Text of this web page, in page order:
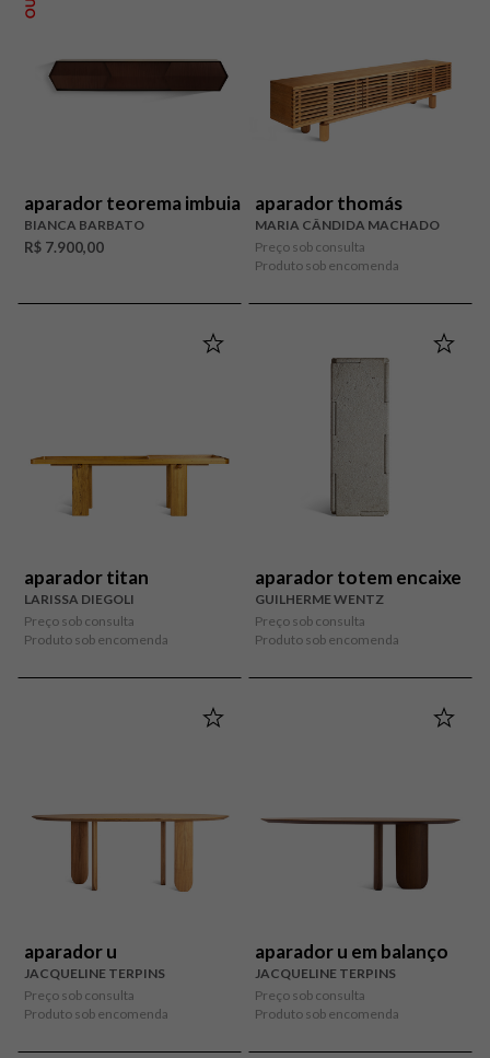
aparador teorema imbuia
BIANCA BARBATO
R$ 7.900,00
aparador thomás
MARIA CÂNDIDA MACHADO
Preço sob consulta
Produto sob encomenda
aparador titan
LARISSA DIEGOLI
Preço sob consulta
Produto sob encomenda
aparador totem encaixe
GUILHERME WENTZ
Preço sob consulta
Produto sob encomenda
aparador u
JACQUELINE TERPINS
Preço sob consulta
Produto sob encomenda
aparador u em balanço
JACQUELINE TERPINS
Preço sob consulta
Produto sob encomenda